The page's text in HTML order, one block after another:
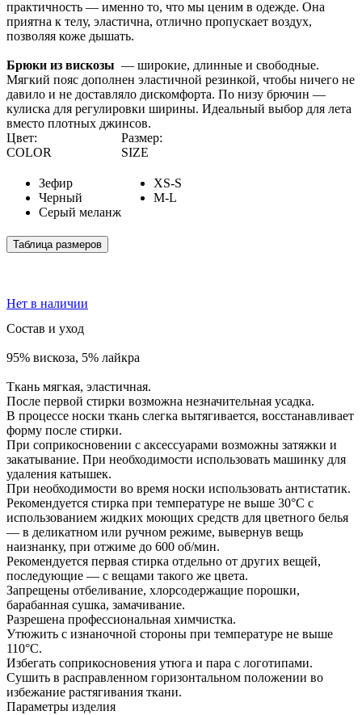
практичность — именно то, что мы ценим в одежде. Она
приятна к телу, эластична, отлично пропускает воздух,
позволяя коже дышать.
Брюки из вискозы — широкие, длинные и свободные.
Мягкий пояс дополнен эластичной резинкой, чтобы ничего не
давило и не доставляло дискомфорта. По низу брючин —
кулиска для регулировки ширины. Идеальный выбор для лета
вместо плотных джинсов.
Цвет:
COLOR
Зефир
Черный
Серый меланж
Размер:
SIZE
XS-S
M-L
Таблица размеров
Нет в наличии
Состав и уход
95% вискоза, 5% лайкра
Ткань мягкая, эластичная.
После первой стирки возможна незначительная усадка.
В процессе носки ткань слегка вытягивается, восстанавливает
форму после стирки.
При соприкосновении с аксессуарами возможны затяжки и
закатывание. При необходимости использовать машинку для
удаления катышек.
При необходимости во время носки использовать антистатик.
Рекомендуется стирка при температуре не выше 30°С с
использованием жидких моющих средств для цветного белья
— в деликатном или ручном режиме, вывернув вещь
наизнанку, при отжиме до 600 об/мин.
Рекомендуется первая стирка отдельно от других вещей,
последующие — с вещами такого же цвета.
Запрещены отбеливание, хлорсодержащие порошки,
барабанная сушка, замачивание.
Разрешена профессиональная химчистка.
Утюжить с изнаночной стороны при температуре не выше
110°С.
Избегать соприкосновения утюга и пара с логотипами.
Сушить в расправленном горизонтальном положении во
избежание растягивания ткани.
Параметры изделия